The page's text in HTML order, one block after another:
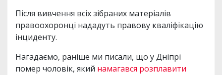
Після вивчення всіх зібраних матеріалів
правоохоронці нададуть правову кваліфікацію
інциденту.
Нагадаємо, раніше ми писали, що у Дніпрі
помер чоловік, який намагався розплавити